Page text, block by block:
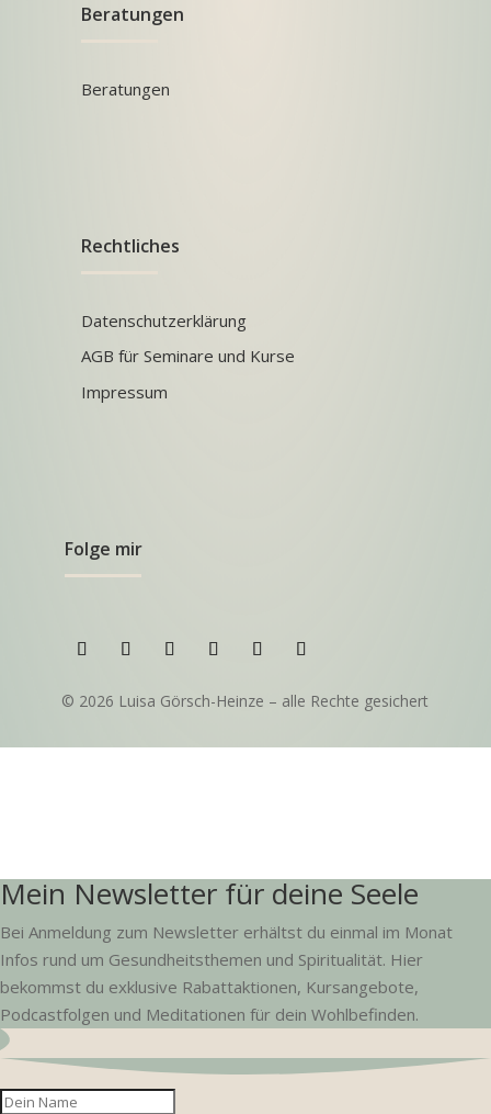
Beratungen
Beratungen
Rechtliches
Datenschutzerklärung
AGB für Seminare und Kurse
Impressum
Folge mir
© 2026 Luisa Görsch-Heinze – alle Rechte gesichert
Mein Newsletter für deine Seele
Bei Anmeldung zum Newsletter erhältst du einmal im Monat
Infos rund um Gesundheitsthemen und Spiritualität. Hier
bekommst du exklusive Rabattaktionen, Kursangebote,
Podcastfolgen und Meditationen für dein Wohlbefinden.